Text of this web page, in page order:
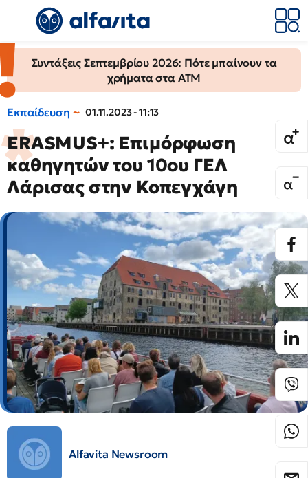
Συντάξεις Σεπτεμβρίου 2026: Πότε μπαίνουν τα
χρήματα στα ΑΤΜ
Εκπαίδευση 01.11.2023 - 11:13
ERASMUS+: Επιμόρφωση
καθηγητών του 10ου ΓΕΛ
Λάρισας στην Κοπεγχάγη
Alfavita Newsroom